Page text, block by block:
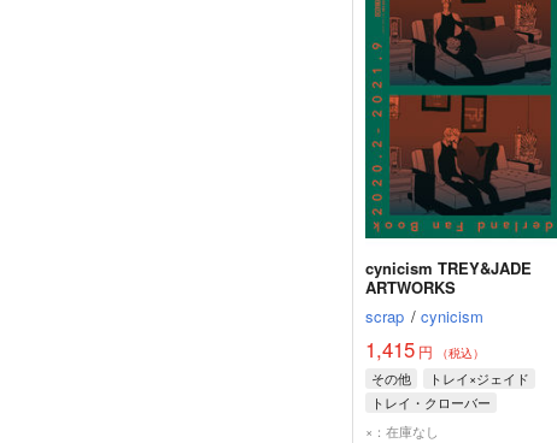
cynicism TREY&JADE
ARTWORKS
scrap / cynicism
1,415 円 （税込）
その他
トレイ×ジェイド
トレイ・クローバー
ジェイド・リーチ
×：在庫なし